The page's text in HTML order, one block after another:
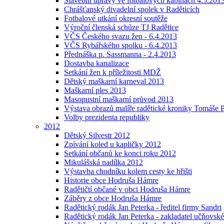
Chrášťanský divadelní spolek v Raděticích
Fotbalové utkání okresní soutěže
Výroční členská schůze TJ Radětice
VČS Českého svazu žen - 6.4.2013
VČS Rybářského spolku - 6.4.2013
Přednáška p. Sassmanna - 2.4.2013
Dostavba kanalizace
Setkání žen k příležitosti MDŽ
Dětský maškarní karneval 2013
Maškarní ples 2013
Masopustní maškarní průvod 2013
Výstava obrazů malíře radětické kroniky Tomáše
Volby prezidenta republiky
2012
Dětský Silvestr 2012
Zpívání koled u kapličky 2012
Setkání občanů ke konci roku 2012
Mikulášská nadílka 2012
Výstavba chodníku kolem cesty ke hřišti
Historie obce Hodruša Hámre
Radětičtí občané v obci Hodruša Hámre
Záběry z obce Hodruša Hámre
Radětický rodák Jan Peterka - ředitel firmy Sandri
Radětický rodák Jan Peterka - zakladatel učňovské